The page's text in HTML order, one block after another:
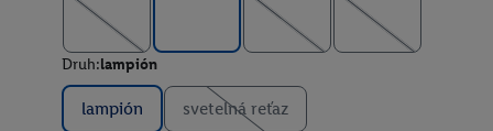
Druh:lampión
lampión svetelná reťaz